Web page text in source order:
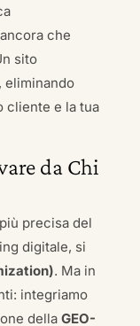
che
sito
eliminando
cliente e la tua
da Chi
precisa del
digitale, si
. Ma in
integriamo
della GEO-